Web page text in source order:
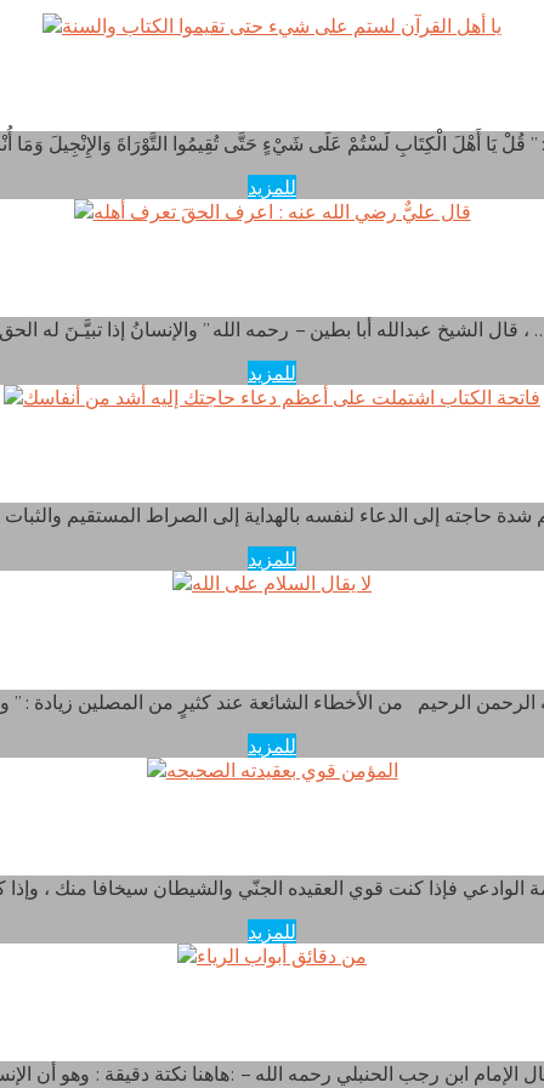
للمزيد
بطين – رحمه الله ” والإنسانُ إذا تبيَّـنَ له الحق ، …
للمزيد
للمزيد
للمزيد
للمزيد